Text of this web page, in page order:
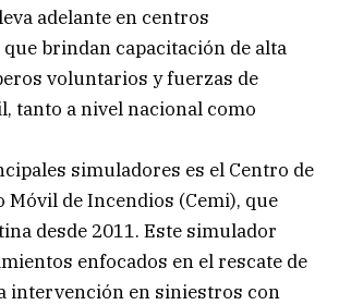
adelante en centros
brindan capacitación de alta
voluntarios y fuerzas de
tanto a nivel nacional como
simuladores es el Centro de
de Incendios (Cemi), que
desde 2011. Este simulador
enfocados en el rescate de
intervención en siniestros con